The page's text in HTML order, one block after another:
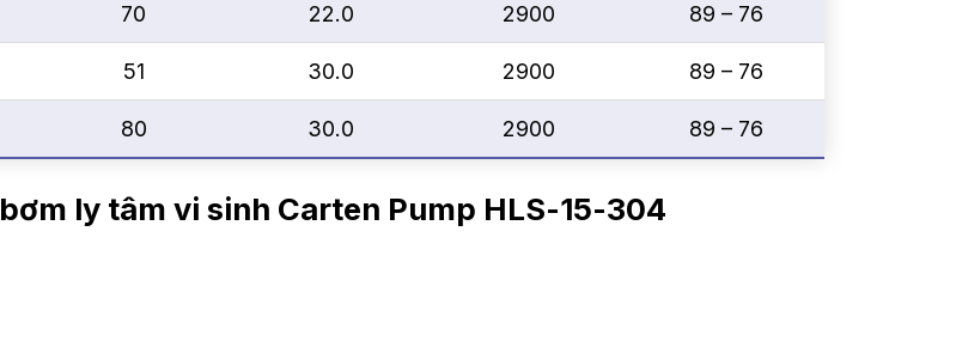
70 22.0 2900 89 – 76
51 30.0 2900 89 – 76
80 30.0 2900 89 – 76
bơm ly tâm vi sinh Carten Pump HLS-15-304